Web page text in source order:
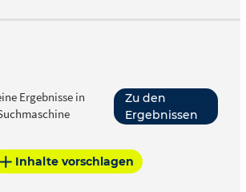
Ergebnisse in
Zu den
Ergebnissen
Inhalte vorschlagen